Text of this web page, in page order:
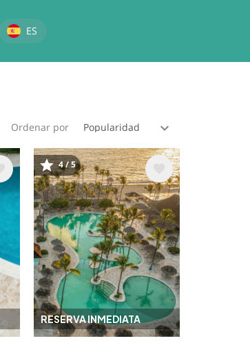
Select your language
ES
Ordenar por
RESERVA INMEDIATA
Image
4 / 5